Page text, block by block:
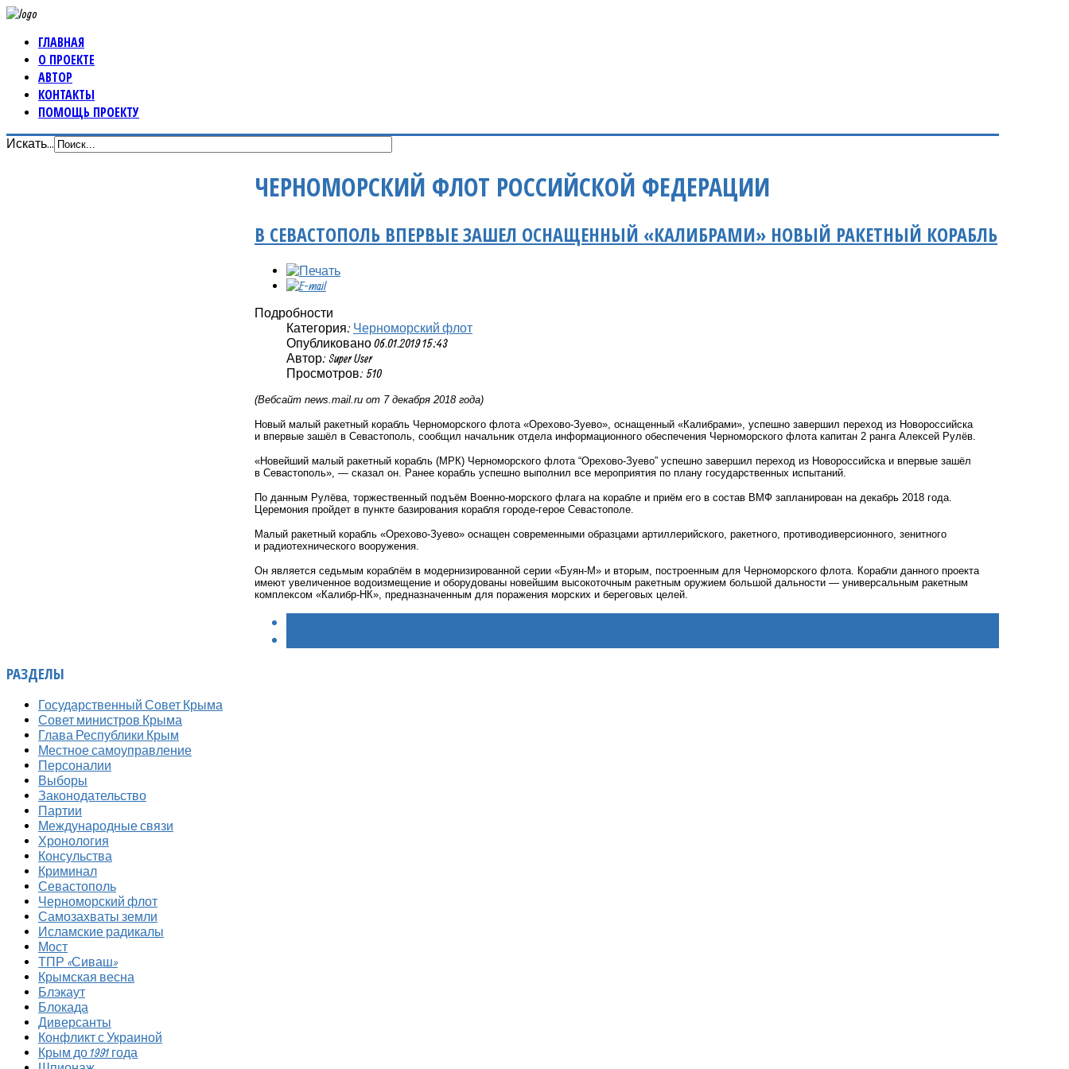
ГЛАВНАЯ
О ПРОЕКТЕ
АВТОР
КОНТАКТЫ
ПОМОЩЬ ПРОЕКТУ
Искать...
ЧЕРНОМОРСКИЙ ФЛОТ РОССИЙСКОЙ ФЕДЕРАЦИИ
В СЕВАСТОПОЛЬ ВПЕРВЫЕ ЗАШЕЛ ОСНАЩЕННЫЙ «КАЛИБРАМИ» НОВЫЙ РАКЕТНЫЙ КОРАБЛЬ
Подробности
Категория: Черноморский флот
Опубликовано 06.01.2019 15:43
Автор: Super User
Просмотров: 510
(Вебсайт news mail ru от 7 декабря 2018 года)
Новый малый ракетный корабль Черноморского флота «Орехово-Зуево», оснащенный «Калибрами», успешно завершил переход из Новороссийска
и впервые зашёл в Севастополь, сообщил начальник отдела информационного обеспечения Черноморского флота капитан 2 ранга Алексей Рулёв.
«Новейший малый ракетный корабль (МРК) Черноморского флота “Орехово-Зуево” успешно завершил переход из Новороссийска и впервые зашёл
в Севастополь», — сказал он. Ранее корабль успешно выполнил все мероприятия по плану государственных испытаний.
По данным Рулёва, торжественный подъём Военно-морского флага на корабле и приём его в состав ВМФ запланирован на декабрь 2018 года.
Церемония пройдет в пункте базирования корабля городе-герое Севастополе.
Малый ракетный корабль «Орехово-Зуево» оснащен современными образцами артиллерийского, ракетного, противодиверсионного, зенитного
и радиотехнического вооружения.
Он является седьмым кораблём в модернизированной серии «Буян-М» и вторым, построенным для Черноморского флота. Корабли данного проекта
имеют увеличенное водоизмещение и оборудованы новейшим высокоточным ракетным оружием большой дальности — универсальным ракетным
комплексом «Калибр-НК», предназначенным для поражения морских и береговых целей.
РАЗДЕЛЫ
Государственный Совет Крыма
Совет министров Крыма
Глава Республики Крым
Местное самоуправление
Персоналии
Выборы
Законодательство
Партии
Международные связи
Хронология
Консульства
Криминал
Севастополь
Черноморский флот
Самозахваты земли
Исламские радикалы
Мост
ТПР «Сиваш»
Крымская весна
Блэкаут
Блокада
Диверсанты
Конфликт с Украиной
Крым до 1991 года